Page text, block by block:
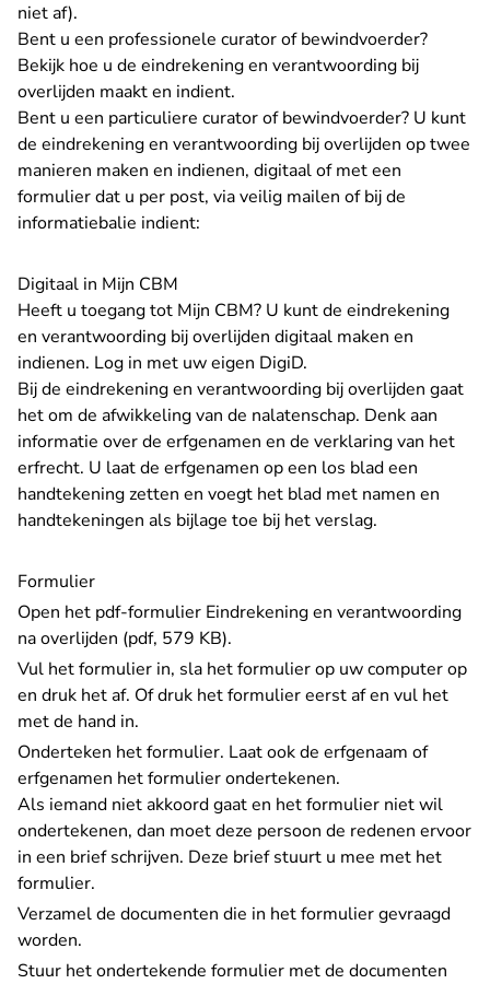
niet af).
Bent u een professionele curator of bewindvoerder?
Bekijk hoe u de eindrekening en verantwoording bij
overlijden maakt en indient.
Bent u een particuliere curator of bewindvoerder? U kunt
de eindrekening en verantwoording bij overlijden op twee
manieren maken en indienen, digitaal of met een
formulier dat u per post, via veilig mailen of bij de
informatiebalie indient:
Digitaal in Mijn CBM
Heeft u toegang tot Mijn CBM? U kunt de eindrekening
en verantwoording bij overlijden digitaal maken en
indienen. Log in met uw eigen DigiD.
Bij de eindrekening en verantwoording bij overlijden gaat
het om de afwikkeling van de nalatenschap. Denk aan
informatie over de erfgenamen en de verklaring van het
erfrecht. U laat de erfgenamen op een los blad een
handtekening zetten en voegt het blad met namen en
handtekeningen als bijlage toe bij het verslag.
Formulier
Open het pdf-formulier Eindrekening en verantwoording
na overlijden (pdf, 579 KB).
Vul het formulier in, sla het formulier op uw computer op
en druk het af. Of druk het formulier eerst af en vul het
met de hand in.
Onderteken het formulier. Laat ook de erfgenaam of
erfgenamen het formulier ondertekenen.
Als iemand niet akkoord gaat en het formulier niet wil
ondertekenen, dan moet deze persoon de redenen ervoor
in een brief schrijven. Deze brief stuurt u mee met het
formulier.
Verzamel de documenten die in het formulier gevraagd
worden.
Stuur het ondertekende formulier met de documenten